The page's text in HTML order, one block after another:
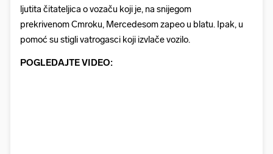
ljutita čitateljica o vozaču koji je, na snijegom
prekrivenom Cmroku, Mercedesom zapeo u blatu. Ipak, u
pomoć su stigli vatrogasci koji izvlače vozilo.
POGLEDAJTE VIDEO: